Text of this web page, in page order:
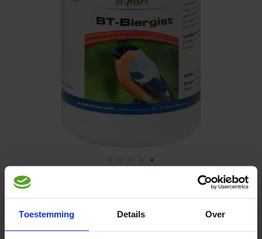
Toestemming Details Over
Avian BT-Biergist
Ga
naar
het
begin
van
de